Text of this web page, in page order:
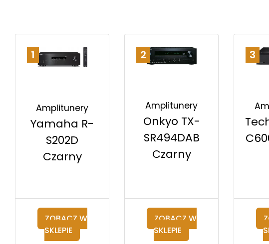
1
Amplitunery
Yamaha R-
S202D
Czarny
ZOBACZ W
SKLEPIE
2
Amplitunery
Onkyo TX-
SR494DAB
Czarny
ZOBACZ W
SKLEPIE
3